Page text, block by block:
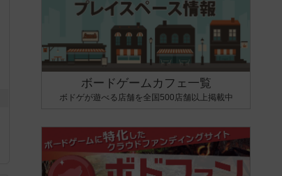
ボードゲームカフェ一覧
ボドゲが遊べる店舗を全国500店舗以上掲載中